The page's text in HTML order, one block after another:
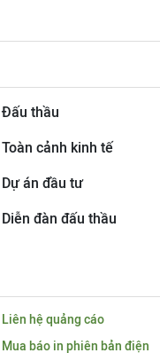
Đấu thầu
Toàn cảnh kinh tế
Dự án đầu tư
Diễn đàn đấu thầu
Liên hệ quảng cáo
Mua báo in phiên bản điện